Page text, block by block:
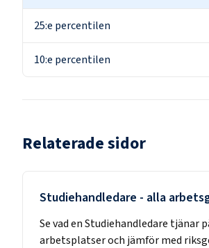
25:e percentilen
10:e percentilen
Relaterade sidor
Studiehandledare - alla
Se vad enStudiehandledare tjänar
arbetsplatser och jämför med